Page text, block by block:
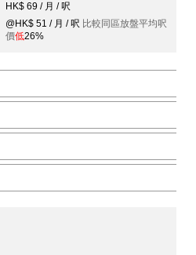
HK$ 69 / 月 / 呎
@HK$ 51 / 月 / 呎 比較同區放盤平均呎
價低26%